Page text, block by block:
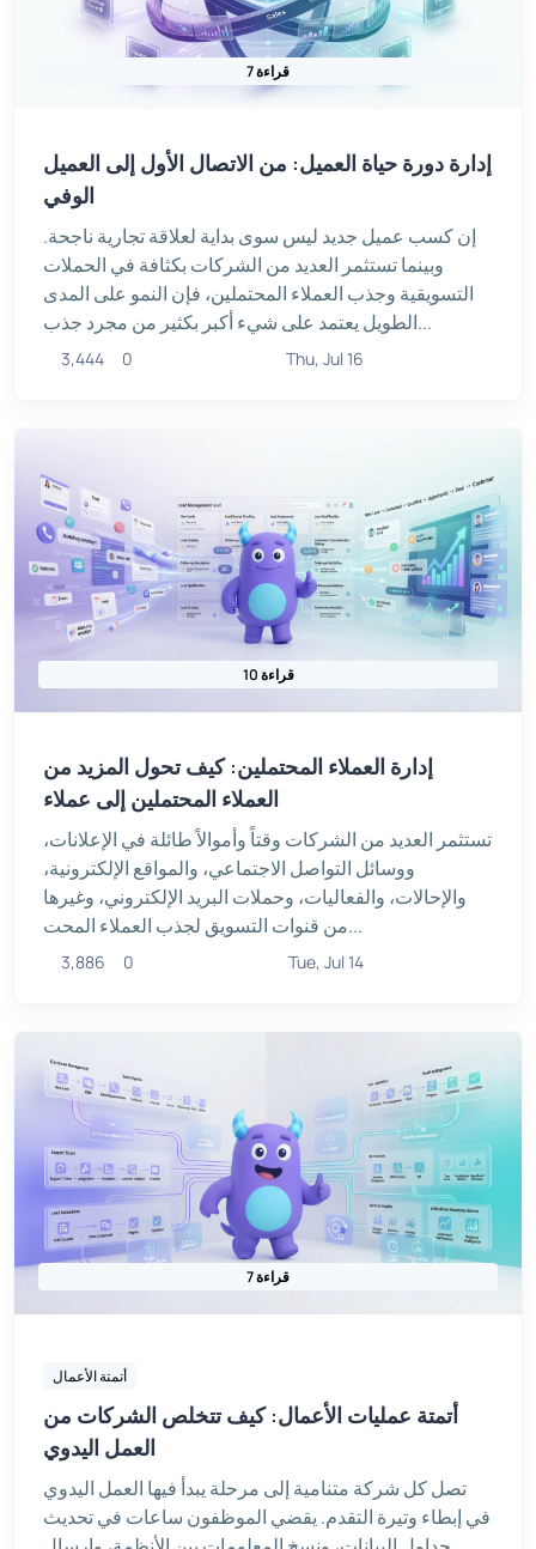
7 قراءة
إدارة دورة حياة العميل: من الاتصال الأول إلى العميل
الوفي
إن كسب عميل جديد ليس سوى بداية لعلاقة تجارية ناجحة.
وبينما تستثمر العديد من الشركات بكثافة في الحملات
التسويقية وجذب العملاء المحتملين، فإن النمو على المدى
الطويل يعتمد على شيء أكبر بكثير من مجرد جذب...
3,444 0 Thu, Jul 16
10 قراءة
إدارة العملاء المحتملين: كيف تحول المزيد من
العملاء المحتملين إلى عملاء
تستثمر العديد من الشركات وقتاً وأموالاً طائلة في الإعلانات،
ووسائل التواصل الاجتماعي، والمواقع الإلكترونية،
والإحالات، والفعاليات، وحملات البريد الإلكتروني، وغيرها
من قنوات التسويق لجذب العملاء المحت...
3,886 0 Tue, Jul 14
7 قراءة
أتمتة الأعمال
أتمتة عمليات الأعمال: كيف تتخلص الشركات من
العمل اليدوي
تصل كل شركة متنامية إلى مرحلة يبدأ فيها العمل اليدوي
في إبطاء وتيرة التقدم. يقضي الموظفون ساعات في تحديث